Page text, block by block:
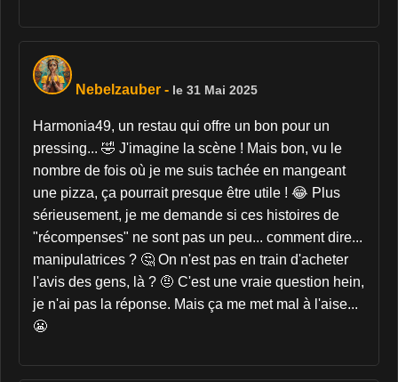
Nebelzauber - le 31 Mai 2025
Harmonia49, un restau qui offre un bon pour un
pressing... 🤣 J'imagine la scène ! Mais bon, vu le
nombre de fois où je me suis tachée en mangeant
une pizza, ça pourrait presque être utile ! 😂 Plus
sérieusement, je me demande si ces histoires de
"récompenses" ne sont pas un peu... comment dire...
manipulatrices ? 🤔 On n'est pas en train d'acheter
l'avis des gens, là ? 🤨 C'est une vraie question hein,
je n'ai pas la réponse. Mais ça me met mal à l'aise...
😬